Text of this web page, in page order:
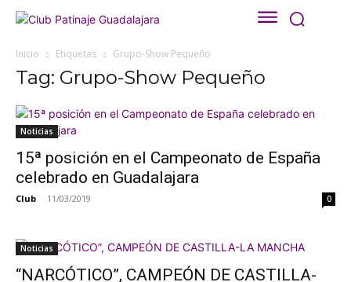
Inicio Etiquetas Grupo-Show Pequeño
Tag: Grupo-Show Pequeño
Noticias
15ª posición en el Campeonato de España
celebrado en Guadalajara
Club - 11/03/2019 0
Noticias
“NARCÓTICO”, CAMPEÓN DE CASTILLA-